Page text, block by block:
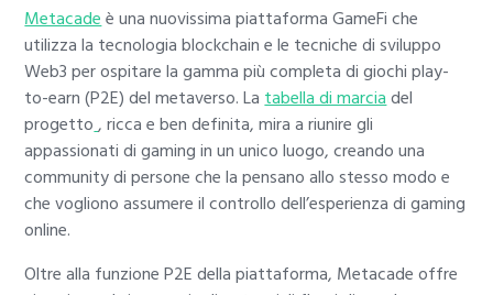
Metacadeè una nuovissima piattaforma GameFi che
utilizza la tecnologia blockchain e le tecniche di sviluppo
Web3 per ospitare la gamma più completa di giochi play-
to-earn (P2E) del metaverso. Latabella di marciadel
progetto, ricca e ben definita, mira a riunire gli
appassionati di gaming in un unico luogo, creando una
community di persone che la pensano allo stesso modo e
che vogliono assumere il controllo dell’esperienza di gaming
online.
Oltre alla funzione P2E della piattaforma, Metacade offre